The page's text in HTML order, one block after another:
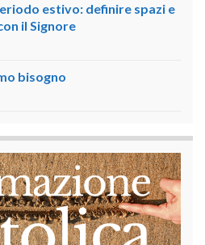
estivo: definire spazi e
il Signore
bisogno